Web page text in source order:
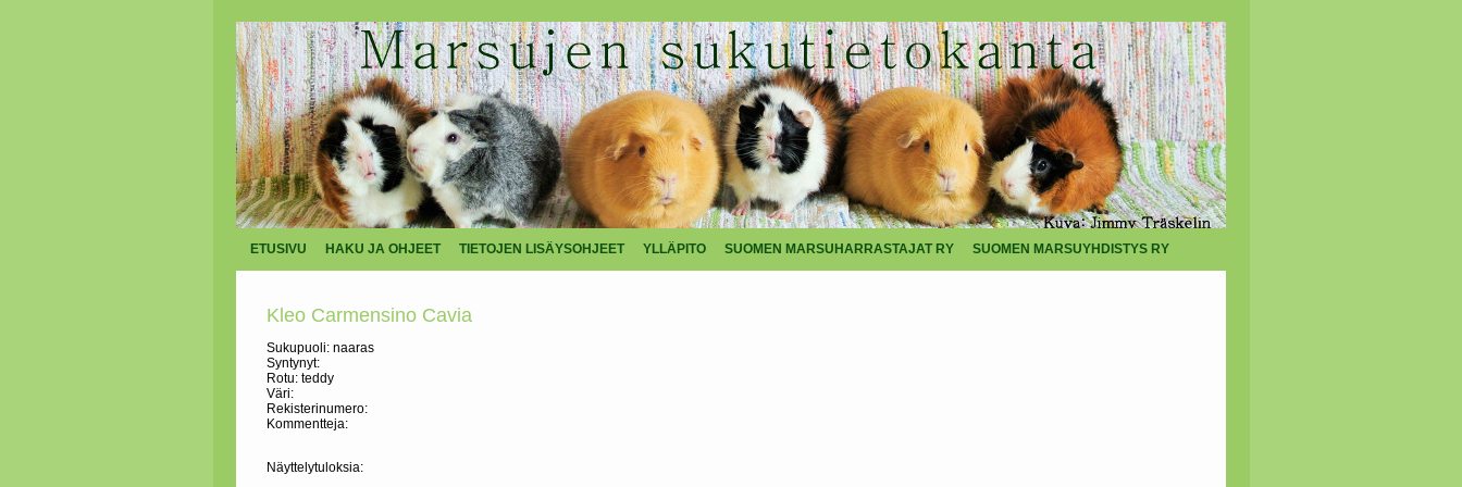
ETUSIVU HAKU JA OHJEET TIETOJEN LISÄYSOHJEET YLLÄPITO SUOMEN MARSUHARRASTAJAT RY SUOMEN MARSUYHDISTYS RY
Kleo Carmensino Cavia
Sukupuoli: naaras
Syntynyt:
Rotu: teddy
Väri:
Rekisterinumero:
Kommentteja:
Näyttelytuloksia: